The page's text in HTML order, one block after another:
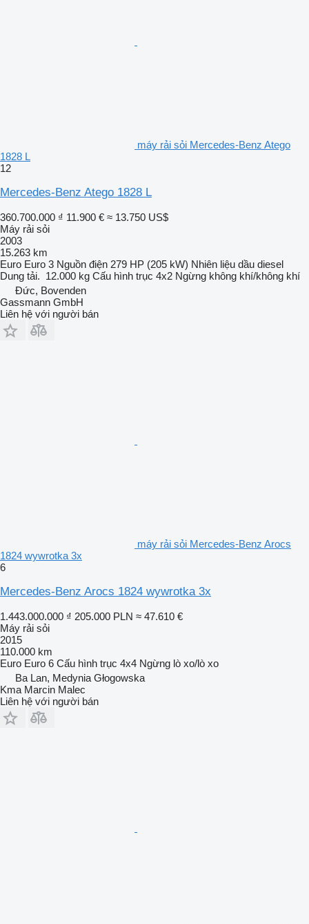
máy rải sỏi Mercedes-Benz Atego
1828 L
12
Mercedes-Benz Atego 1828 L
360.700.000 ₫ 11.900 € ≈ 13.750 US$
Máy rải sỏi
2003
15.263 km
Euro Euro 3 Nguồn điện 279 HP (205 kW) Nhiên liệu dầu diesel
Dung tải. 12.000 kg Cấu hình trục 4x2 Ngừng không khí/không khí
Đức, Bovenden
Gassmann GmbH
Liên hệ với người bán
máy rải sỏi Mercedes-Benz Arocs
1824 wywrotka 3x
6
Mercedes-Benz Arocs 1824 wywrotka 3x
1.443.000.000 ₫ 205.000 PLN ≈ 47.610 €
Máy rải sỏi
2015
110.000 km
Euro Euro 6 Cấu hình trục 4x4 Ngừng lò xo/lò xo
Ba Lan, Medynia Głogowska
Kma Marcin Malec
Liên hệ với người bán